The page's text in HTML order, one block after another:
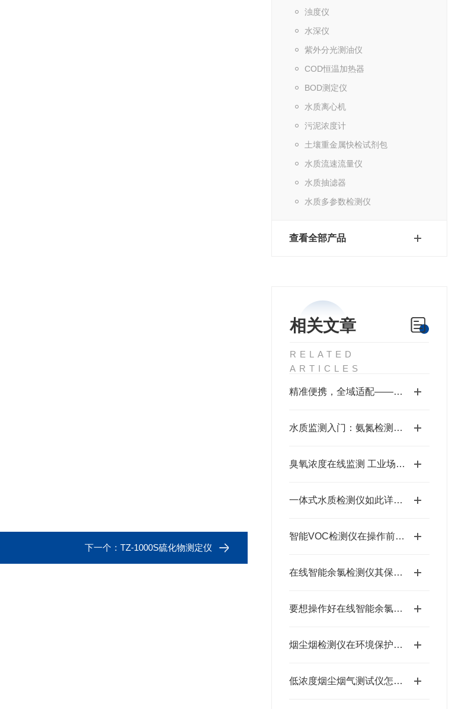
浊度仪
水深仪
紫外分光测油仪
COD恒温加热器
BOD测定仪
水质离心机
污泥浓度计
土壤重金属快检试剂包
水质流速流量仪
水质抽滤器
水质多参数检测仪
查看全部产品
相关文章
RELATED
ARTICLES
精准便携，全域适配——天众手持水质多参数检测系统技术解析
水质监测入门：氨氮检测仪使用流程详解！
臭氧浓度在线监测 工业场景应用解决方案
一体式水质检测仪如此详细的操作步骤，你可知晓？
智能VOC检测仪在操作前需要进行一系列准备工作
在线智能余氯检测仪其保养方法是很有讲究的
要想操作好在线智能余氯检测仪，少不了以下步骤！
烟尘烟检测仪在环境保护中的作用
低浓度烟尘烟气测试仪怎么用？这份实操指南一步讲透！
下一个： TZ-1000S硫化物测定仪